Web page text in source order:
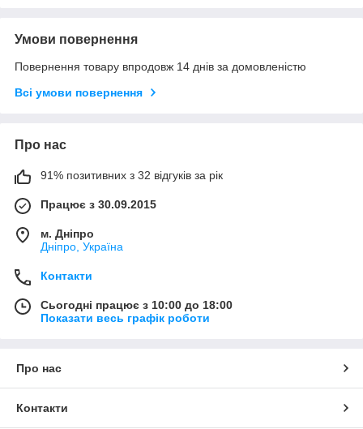
Умови повернення
Повернення товару впродовж 14 днів за домовленістю
Всі умови повернення
Про нас
91% позитивних з 32 відгуків за рік
Працює з 30.09.2015
м. Дніпро
Дніпро, Україна
Контакти
Сьогодні працює з 10:00 до 18:00
Показати весь графік роботи
Про нас
Контакти